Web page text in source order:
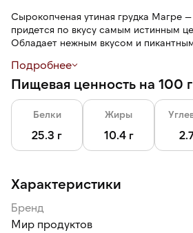
Сырокопченая утиная грудка Магре
придется по вкусу самым истинным
Обладает нежным вкусом и
Грудка станет отличным дополнением
столу. Сырокопченое утиное филе
качестве самостоятельного блюда —
— как и в составе салата или
с сухим красным вином.
Подробнее
Пищевая ценность на 100 г
Белки
25.3 г
Жиры
10.4 г
Характеристики
Бренд
Мир продуктов